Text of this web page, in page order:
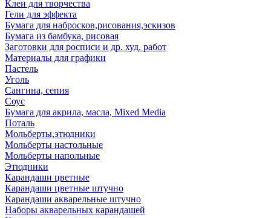
Клеи для творчества
Гели для эффекта
Бумага для набросков,рисования,эскизов
Бумага из бамбука, рисовая
Заготовки для росписи и др. худ. работ
Материалы для графики
Пастель
Уголь
Сангина, сепия
Соус
Бумага для акрила, масла, Mixed Media
Поталь
Мольберты,этюдники
Мольберты настольные
Мольберты напольные
Этюдники
Карандаши цветные
Карандаши цветные штучно
Карандаши акварельные штучно
Наборы акварельных карандашей